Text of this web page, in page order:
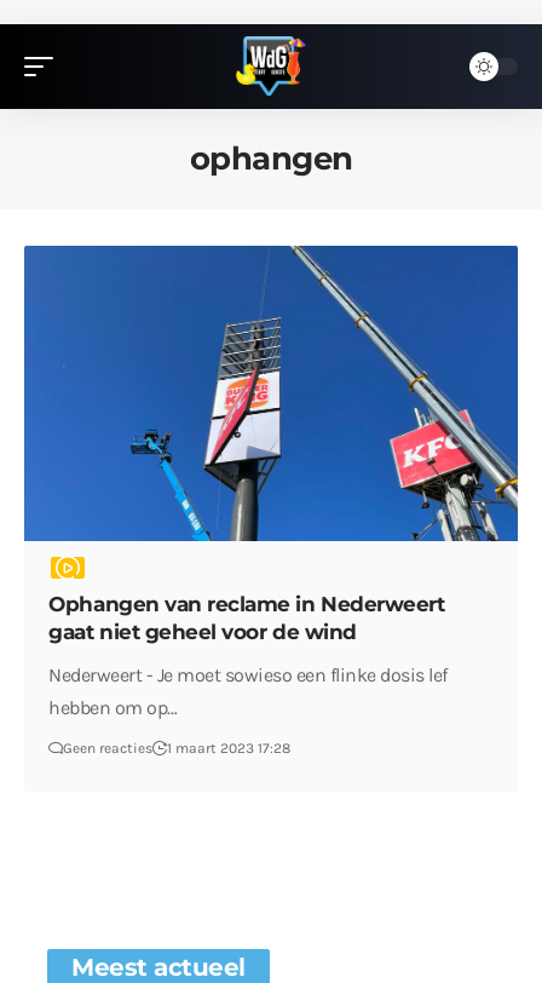
ophangen
Ophangen van reclame in Nederweert
gaat niet geheel voor de wind
Nederweert - Je moet sowieso een flinke dosis lef
hebben om op…
Geen reacties 1 maart 2023 17:28
Meest actueel